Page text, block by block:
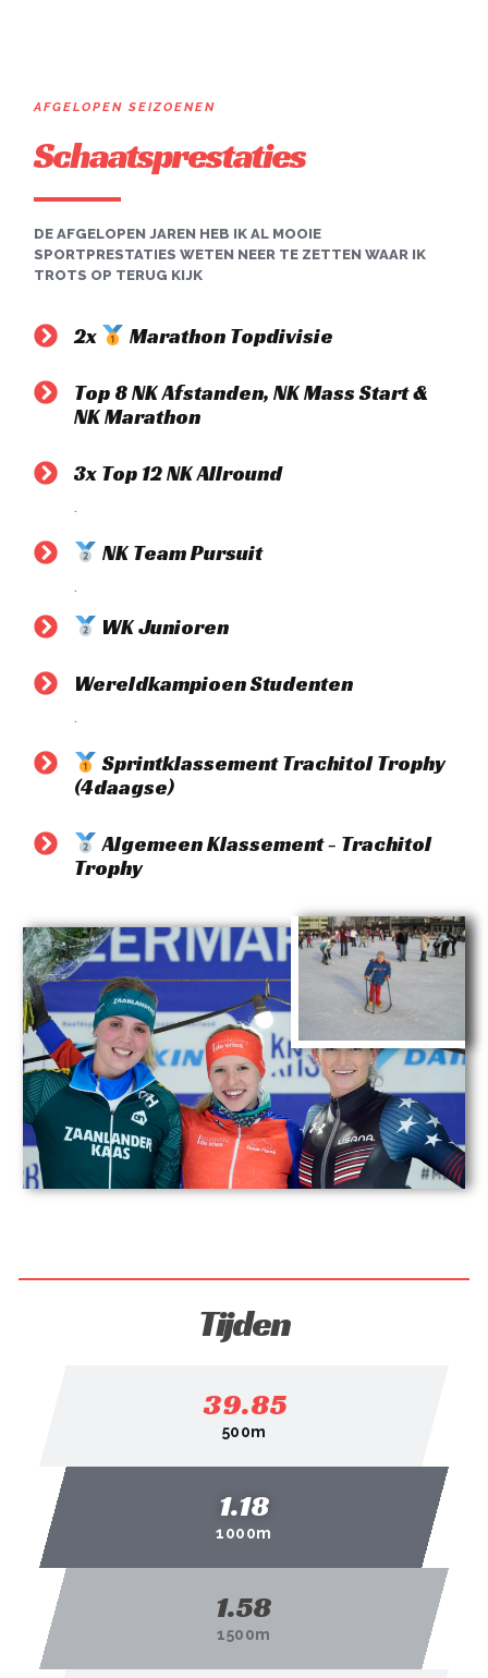
AFGELOPEN SEIZOENEN
Schaatsprestaties
DE AFGELOPEN JAREN HEB IK AL MOOIE
SPORTPRESTATIES WETEN NEER TE ZETTEN WAAR IK
TROTS OP TERUG KIJK
2x Marathon Topdivisie
Top 8 NK Afstanden, NK Mass Start &
NK Marathon
3x Top 12 NK Allround
NK Team Pursuit
WK Junioren
Wereldkampioen Studenten
Sprintklassement Trachitol Trophy
(4daagse)
Algemeen Klassement - Trachitol
Trophy
Tijden
39.85
500m
1.18
1000m
1.58
1500m